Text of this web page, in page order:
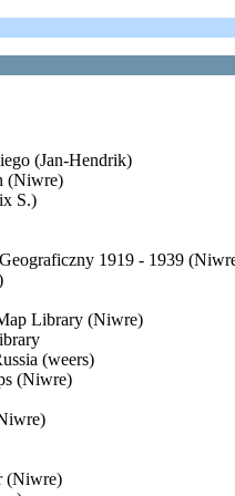
(Jan-Hendrik)
(Niwre)
S.)
1919 - 1939
Library (Niwre)
(weers)
(Niwre)
(Niwre)